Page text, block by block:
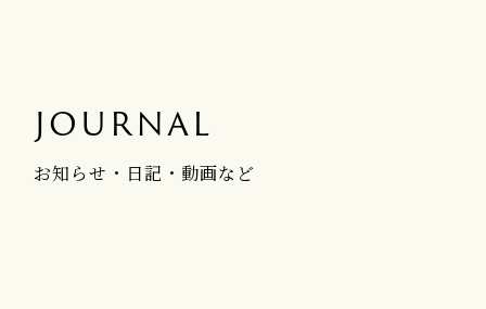
JOURNAL
お知らせ・日記・動画など